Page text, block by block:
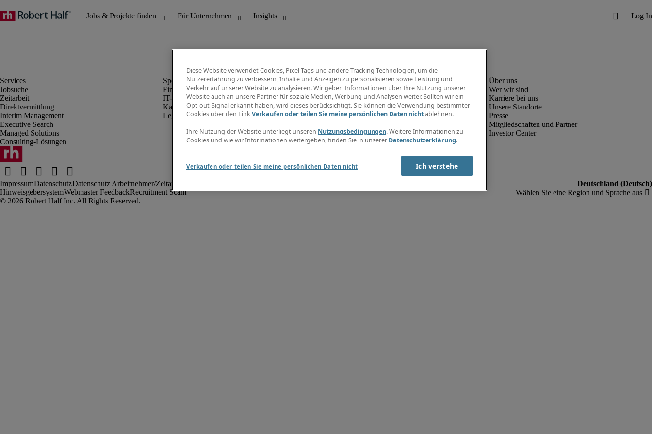
Jobsuche
Zeitarbeit
Direktvermittlung
Interim Management
Executive Search
Managed Solutions
Consulting-Lösungen
Finanz- & Rechnungswesen
IT-Bereich
Kaufmännischer Bereich
Legal
Info Center
Jobübersicht
Gehaltsübersicht
E-Learning
Wer wir sind
Karriere bei uns
Unsere Standorte
Presse
Mitgliedschaften und Partner
Investor Center
ImpressumDatenschutzDatenschutz Arbeitnehmer/Zeitarbeitskräfte
HinweisgebersystemWebmaster FeedbackRecruitment Scam
Diese Website verwendet Cookies, Pixel-Tags und andere Tracking-Technologien, um die
Nutzererfahrung zu verbessern, Inhalte und Anzeigen zu personalisieren sowie Leistung und
Verkehr auf unserer Website zu analysieren. Wir geben Informationen über Ihre Nutzung unserer
Website auch an unsere Partner für soziale Medien, Werbung und Analysen weiter. Sollten wir ein
Opt-out-Signal erkannt haben, wird dieses berücksichtigt. Sie können die Verwendung bestimmter
Cookies über den LinkVerkaufen oder teilen Sie meine persönlichen Daten nichtablehnen.
Ihre Nutzung der Website unterliegt unseren Nutzungsbedingungen. Weitere Informationen zu
Cookies und wie wir Informationen weitergeben, finden Sie in unserer Datenschutzerklärung.
Verkaufen oder teilen Sie meine persönlichen Daten nicht Ich verstehe